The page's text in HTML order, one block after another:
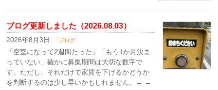
ブログ更新しました（2026.08.03）
2026年8月3日 ブログ
「空室になって2週間たった」「もう1か月決ま
っていない」確かに募集期間は大切な数字で
す。ただし、それだけで家賃を下げるかどうか
を判断するのは少し早いかもしれません。→ →